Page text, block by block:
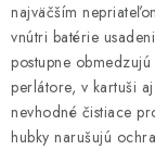
najväčším
vnútri batérie
postupne
perlátore, v kartuši
nevhodné čistiace
hubky narušujú